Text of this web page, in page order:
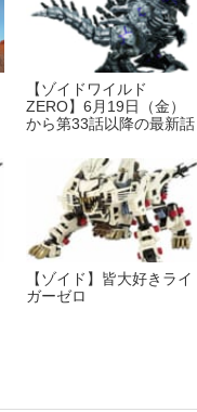
【ゾイドワイルド
ZERO】6月19日（金）
から第33話以降の最新話
【ゾイド】皆大好きライ
ガーゼロ